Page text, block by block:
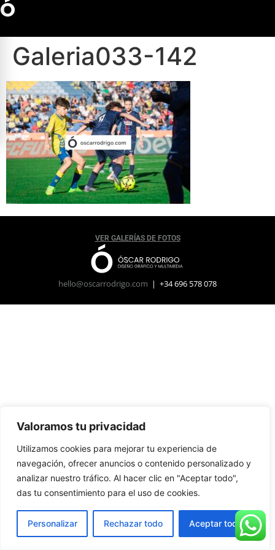
Valoramos tu privacidad
Utilizamos cookies para mejorar tu experiencia de
navegación, ofrecer anuncios o contenido personalizado y
analizar nuestro tráfico. Al hacer clic en "Aceptar todo",
das tu consentimiento para el uso de cookies.
Personalizar Rechazar todo Aceptar todo
Ó
Galeria033-142
VER GALERÍAS DE FOTOS
hello@oscarrodrigo.com | +34 696 578 078